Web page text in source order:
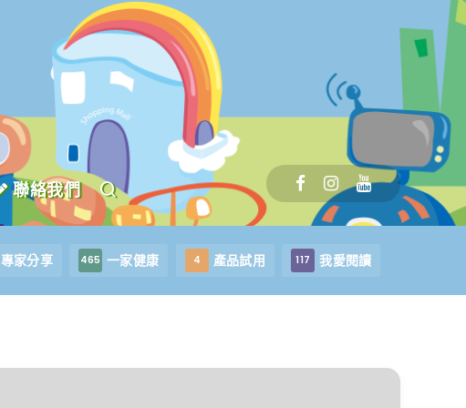
聯絡我們
專家分享 465 一家健康 4 產品試用 117 我愛閱讀